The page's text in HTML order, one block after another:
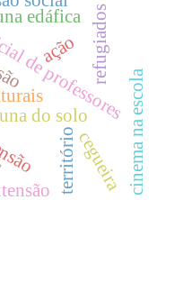
professores
do solo
edáfica
cinema na escola
território
refugiados
cegueira
ação